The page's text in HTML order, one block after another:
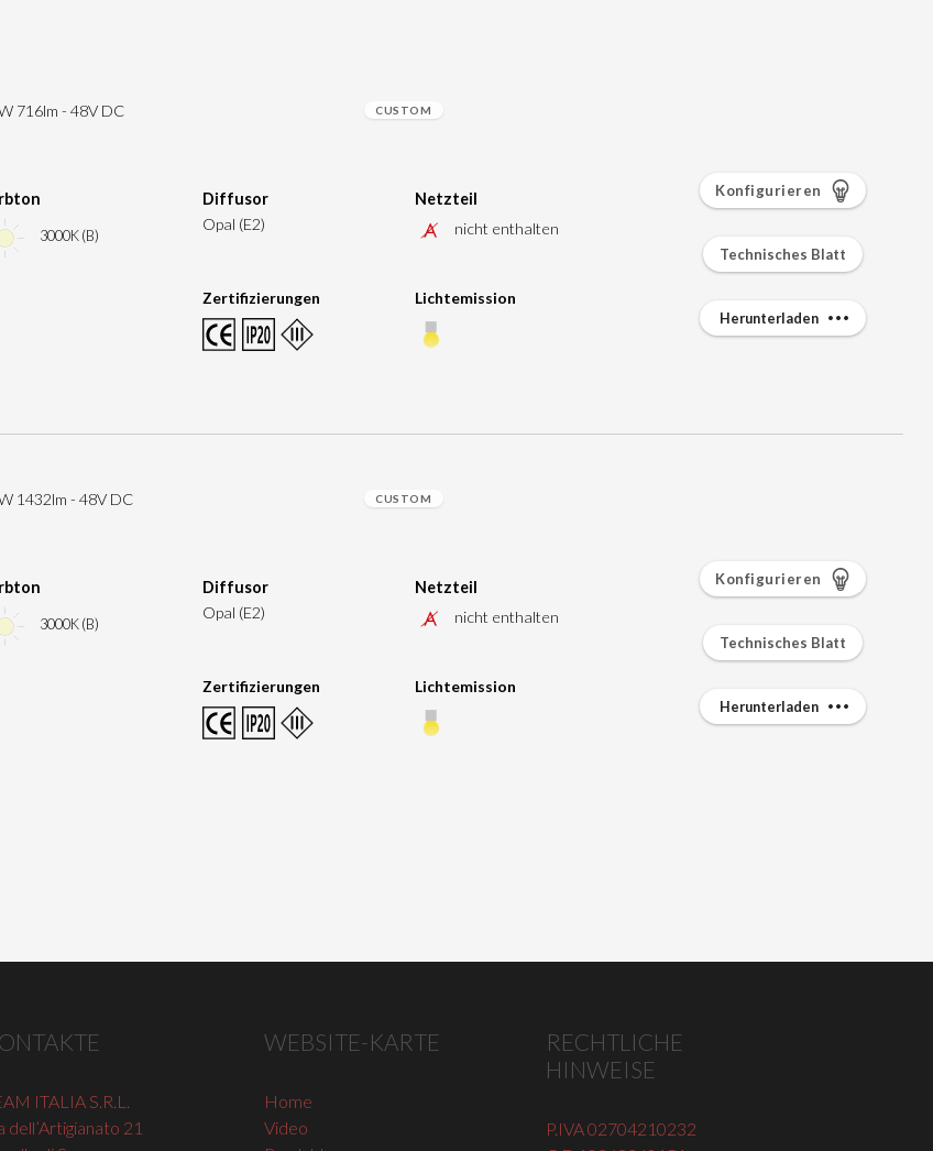
716lm - 48V DC CUSTOM
3000K (B)
Diffusor
Opal (E2)
Netzteil
nicht enthalten
Zertifizierungen Lichtemission
Konfigurieren
Technisches Blatt
Herunterladen
1432lm - 48V DC CUSTOM
3000K (B)
Diffusor
Opal (E2)
Netzteil
nicht enthalten
Zertifizierungen Lichtemission
Konfigurieren
Technisches Blatt
Herunterladen
ITALIA S.R.L.
dell’Artigianato 21
WEBSITE-KARTE
Home
Video
RECHTLICHE
HINWEISE
P.IVA 02704210232